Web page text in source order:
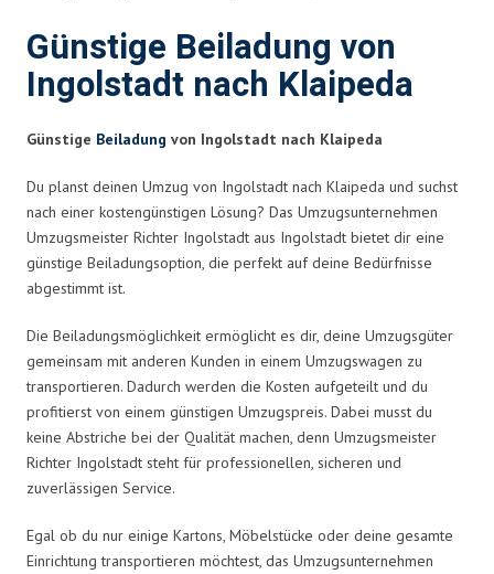
Günstige Beiladung von
Ingolstadt nach Klaipeda
Günstige Beiladung von Ingolstadt nach Klaipeda
Du planst deinen Umzug von Ingolstadt nach Klaipeda und suchst
nach einer kostengünstigen Lösung? Das Umzugsunternehmen
Umzugsmeister Richter Ingolstadt aus Ingolstadt bietet dir eine
günstige Beiladungsoption, die perfekt auf deine Bedürfnisse
abgestimmt ist.
Die Beiladungsmöglichkeit ermöglicht es dir, deine Umzugsgüter
gemeinsam mit anderen Kunden in einem Umzugswagen zu
transportieren. Dadurch werden die Kosten aufgeteilt und du
profitierst von einem günstigen Umzugspreis. Dabei musst du
keine Abstriche bei der Qualität machen, denn Umzugsmeister
Richter Ingolstadt steht für professionellen, sicheren und
zuverlässigen Service.
Egal ob du nur einige Kartons, Möbelstücke oder deine gesamte
Einrichtung transportieren möchtest, das Umzugsunternehmen